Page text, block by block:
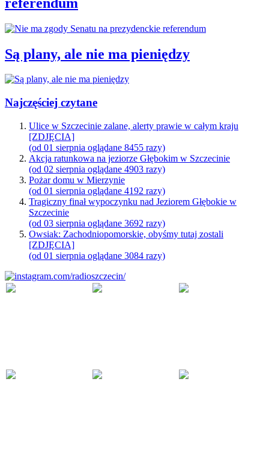
Są plany, ale nie ma pieniędzy
Najczęściej czytane
Ulice w Szczecinie zalane, alerty prawie w całym kraju
[ZDJĘCIA]
(od 01 sierpnia oglądane 8455 razy)
Akcja ratunkowa na jeziorze Głębokim w Szczecinie
(od 02 sierpnia oglądane 4903 razy)
Pożar domu w Mierzynie
(od 01 sierpnia oglądane 4192 razy)
Tragiczny finał wypoczynku nad Jeziorem Głębokie w
Szczecinie
(od 03 sierpnia oglądane 3692 razy)
Owsiak: Zachodniopomorskie, obyśmy tutaj zostali
[ZDJĘCIA]
(od 01 sierpnia oglądane 3084 razy)